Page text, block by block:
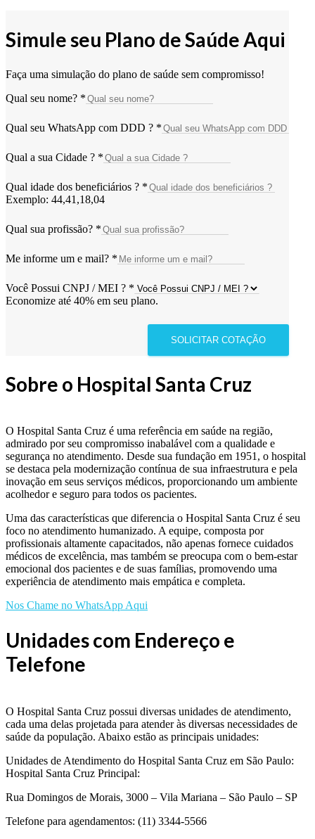
Simule seu Plano de Saúde Aqui
Faça uma simulação do plano de saúde sem compromisso!
Qual seu nome? *
Qual seu WhatsApp com DDD ? *
Qual a sua Cidade ? *
Qual idade dos beneficiários ? *
Exemplo: 44,41,18,04
Qual sua profissão? *
Me informe um e mail? *
Você Possui CNPJ / MEI ? *
Economize até 40% em seu plano.
SOLICITAR COTAÇÃO
Sobre o Hospital Santa Cruz
O Hospital Santa Cruz é uma referência em saúde na região,
admirado por seu compromisso inabalável com a qualidade e
segurança no atendimento. Desde sua fundação em 1951, o hospital
se destaca pela modernização contínua de sua infraestrutura e pela
inovação em seus serviços médicos, proporcionando um ambiente
acolhedor e seguro para todos os pacientes.
Uma das características que diferencia o Hospital Santa Cruz é seu
foco no atendimento humanizado. A equipe, composta por
profissionais altamente capacitados, não apenas fornece cuidados
médicos de excelência, mas também se preocupa com o bem-estar
emocional dos pacientes e de suas famílias, promovendo uma
experiência de atendimento mais empática e completa.
Nos Chame no WhatsApp Aqui
Unidades com Endereço e
Telefone
O Hospital Santa Cruz possui diversas unidades de atendimento,
cada uma delas projetada para atender às diversas necessidades de
saúde da população. Abaixo estão as principais unidades:
Unidades de Atendimento do Hospital Santa Cruz em São Paulo:
Hospital Santa Cruz Principal:
Rua Domingos de Morais, 3000 – Vila Mariana – São Paulo – SP
Telefone para agendamentos: (11) 3344-5566